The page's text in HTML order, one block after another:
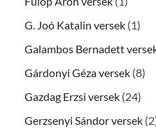
G. Joó Katalin versek (1)
Galambos Bernadett
Gárdonyi Géza versek (8)
Gazdag Erzsi versek (24)
Gerzsenyi Sándor versek